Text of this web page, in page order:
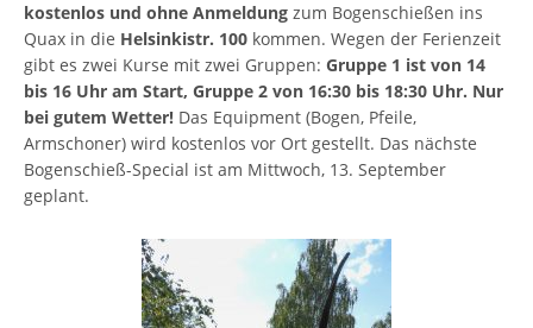
kostenlos und ohne Anmeldung zum Bogenschießen ins
Quax in die Helsinkistr. 100 kommen. Wegen der Ferienzeit
gibt es zwei Kurse mit zwei Gruppen: Gruppe 1 ist von 14
bis 16 Uhr am Start, Gruppe 2 von 16:30 bis 18:30 Uhr. Nur
bei gutem Wetter! Das Equipment (Bogen, Pfeile,
Armschoner) wird kostenlos vor Ort gestellt. Das nächste
Bogenschieß-Special ist am Mittwoch, 13. September
geplant.